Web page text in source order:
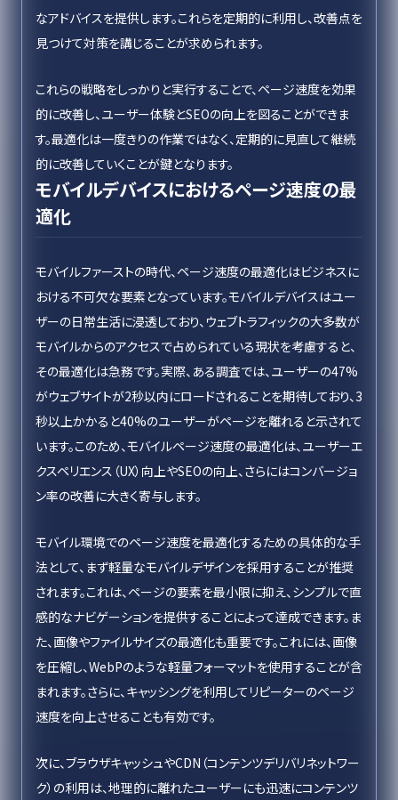
なアドバイスを提供します。これらを定期的に利用し、改善点を
見つけて対策を講じることが求められます。
これらの戦略をしっかりと実行することで、ページ速度を効果
的に改善し、ユーザー体験とSEOの向上を図ることができま
す。最適化は一度きりの作業ではなく、定期的に見直して継続
的に改善していくことが鍵となります。
モバイルデバイスにおけるページ速度の最
適化
モバイルファーストの時代、ページ速度の最適化はビジネスに
おける不可欠な要素となっています。モバイルデバイスはユー
ザーの日常生活に浸透しており、ウェブトラフィックの大多数が
モバイルからのアクセスで占められている現状を考慮すると、
その最適化は急務です。実際、ある調査では、ユーザーの47%
がウェブサイトが2秒以内にロードされることを期待しており、3
秒以上かかると40%のユーザーがページを離れると示されて
います。このため、モバイルページ速度の最適化は、ユーザーエ
クスペリエンス（UX）向上やSEOの向上、さらにはコンバージョ
ン率の改善に大きく寄与します。
モバイル環境でのページ速度を最適化するための具体的な手
法として、まず軽量なモバイルデザインを採用することが推奨
されます。これは、ページの要素を最小限に抑え、シンプルで直
感的なナビゲーションを提供することによって達成できます。ま
た、画像やファイルサイズの最適化も重要です。これには、画像
を圧縮し、WebPのような軽量フォーマットを使用することが含
まれます。さらに、キャッシングを利用してリピーターのページ
速度を向上させることも有効です。
次に、ブラウザキャッシュやCDN（コンテンツデリバリネットワー
ク）の利用は、地理的に離れたユーザーにも迅速にコンテンツ